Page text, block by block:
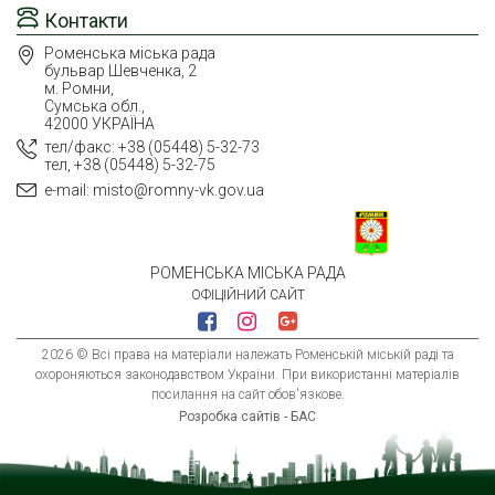
РОМЕНСЬКА МІСЬКА РАДА
ОФІЦІЙНИЙ САЙТ
2026 © Всі права на матеріали належать Роменській міській раді та
охороняються законодавством України. При використанні матеріалів
посилання на сайт обов'язкове.
Розробка сайтів - БАС
Контакти
Роменська міська рада
бульвар Шевченка, 2
м. Ромни,
Сумська обл.,
42000 УКРАЇНА
тел/факс: +38 (05448) 5-32-73
тел, +38 (05448) 5-32-75
e-mail: misto@romny-vk.gov.ua